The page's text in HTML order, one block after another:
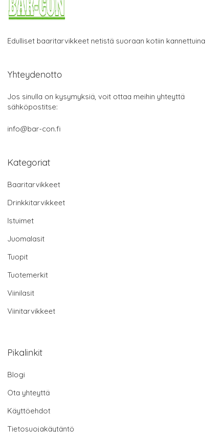
Edulliset baaritarvikkeet netistä suoraan kotiin kannettuina
Yhteydenotto
Jos sinulla on kysymyksiä, voit ottaa meihin yhteyttä
sähköpostitse:
info@bar-con.fi
Kategoriat
Baaritarvikkeet
Drinkkitarvikkeet
Istuimet
Juomalasit
Tuopit
Tuotemerkit
Viinilasit
Viinitarvikkeet
Pikalinkit
Blogi
Ota yhteyttä
Käyttöehdot
Tietosuojakäytäntö